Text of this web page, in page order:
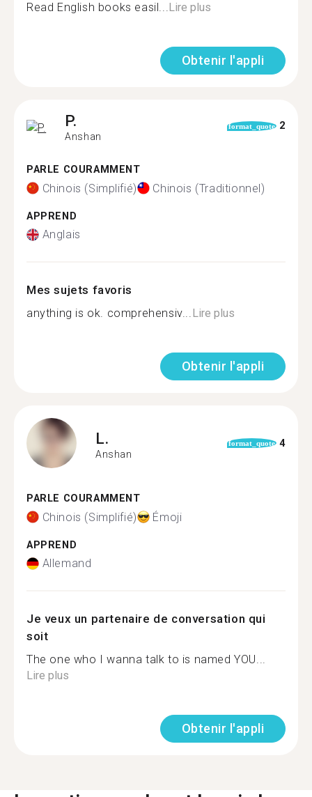
Read English books easil...Lire plus
Obtenir l'appli
P.
Anshan
format_quote 2
PARLE COURAMMENT
Chinois (Simplifié) Chinois (Traditionnel)
APPREND
Anglais
Mes sujets favoris
anything is ok. comprehensiv...Lire plus
Obtenir l'appli
L.
Anshan
format_quote 4
PARLE COURAMMENT
Chinois (Simplifié) Émoji
APPREND
Allemand
Je veux un partenaire de conversation qui
soit
The one who I wanna talk to is named YOU...
Lire plus
Obtenir l'appli